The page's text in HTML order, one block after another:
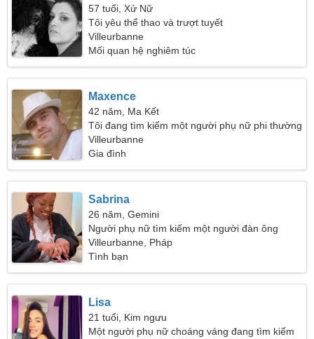
57 tuổi, Xử Nữ
Tôi yêu thể thao và trượt tuyết
Villeurbanne
Mối quan hệ nghiêm túc
Maxence
42 năm, Ma Kết
Tôi đang tìm kiếm một người phụ nữ phi thường
Villeurbanne
Gia đình
Sabrina
26 năm, Gemini
Người phụ nữ tìm kiếm một người đàn ông
Villeurbanne, Pháp
Tình bạn
Lisa
21 tuổi, Kim ngưu
Một người phụ nữ choáng váng đang tìm kiếm